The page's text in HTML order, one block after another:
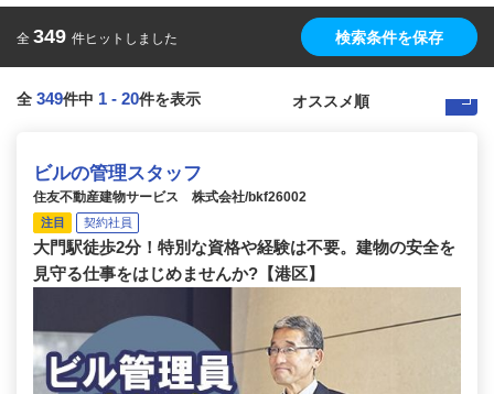
全 349 件ヒットしました 検索条件を保存
全 349件中 1 - 20件を表示
ビルの管理スタッフ
住友不動産建物サービス 株式会社/bkf26002
注目 契約社員
大門駅徒歩2分！特別な資格や経験は不要。建物の安全を
見守る仕事をはじめませんか?【港区】